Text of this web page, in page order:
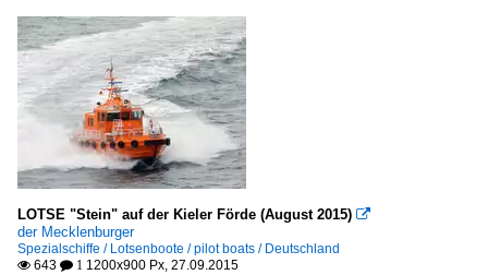
LOTSE "Stein" auf der Kieler Förde (August 2015) 
der Mecklenburger
Spezialschiffe / Lotsenboote / pilot boats / Deutschland
 643  1 1200x900 Px, 27.09.2015